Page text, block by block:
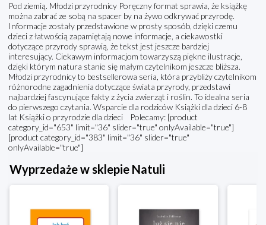
Pod ziemią. Młodzi przyrodnicy Poręczny format sprawia, że książkę
można zabrać ze sobą na spacer by na żywo odkrywać przyrodę.
Informacje zostały przedstawione w prosty sposób, dzięki czemu
dzieci z łatwością zapamiętają nowe informacje, a ciekawostki
dotyczące przyrody sprawią, że tekst jest jeszcze bardziej
interesujący. Ciekawym informacjom towarzyszą piękne ilustracje,
dzięki którym natura stanie się małym czytelnikom jeszcze bliższa.
Młodzi przyrodnicy to bestsellerowa seria, która przybliży czytelnikom
różnorodne zagadnienia dotyczące świata przyrody, przedstawi
najbardziej fascynujące fakty z życia zwierząt i roślin. To idealna seria
do pierwszego czytania. Wsparcie dla rodziców Książki dla dzieci 6-8
lat Książki o przyrodzie dla dzieci Polecamy: [product
category_id="653" limit="36" slider="true" onlyAvailable="true"]
[product category_id="383" limit="36" slider="true"
onlyAvailable="true"]
Wyprzedaże w sklepie Natuli